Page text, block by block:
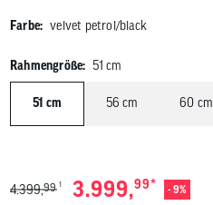
Farbe: velvet petrol/black
Rahmengröße: 51 cm
51 cm 56 cm 60 cm
4.399,99 1 3.999,99* - 9%